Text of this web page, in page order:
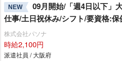
NEW
09月開始/「週4日以下」
仕事/土日祝休み/シフト/要資格:
株式会社パソナ
時給2,100円
派遣社員 / 大阪府